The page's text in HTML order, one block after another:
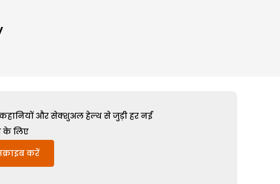
और सेक्शुअल हेल्थ से जुड़ी हर नई
के लिए
करें